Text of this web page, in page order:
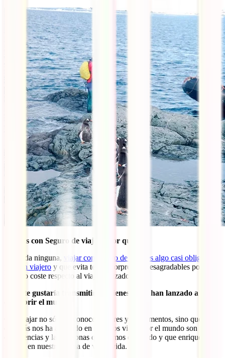
¿Viajas con Seguro de viaje? ¿Por qué?
Sin duda ninguna,
viajar con seguro de viaje es algo casi obligatorio
para un viajero y que evita tener “sorpresas” desagradables por un
mínimo coste respecto al viaje realizado.
¿Que te gustaría transmitir a quienes no se han lanzado a
descubrir el mundo?
Que viajar no sólo es conocer lugares y monumentos, sino que lo
que más nos ha aportado en nuestros viajes por el mundo son las
experiencias y las personas que hemos conocido y que enriquecen
mucho en nuestra forma de ver la vida.